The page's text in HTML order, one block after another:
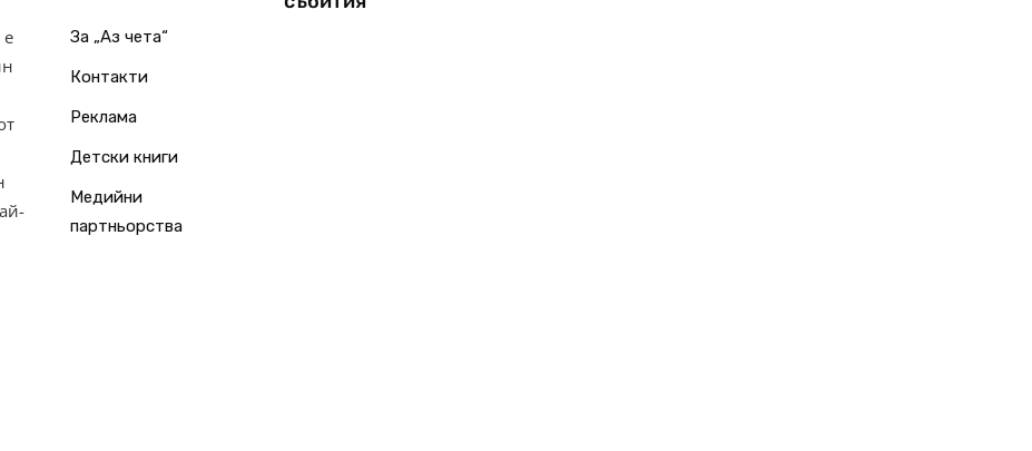
е
За „Аз чета“
Контакти
Реклама
Детски книги
Медийни
партньорства